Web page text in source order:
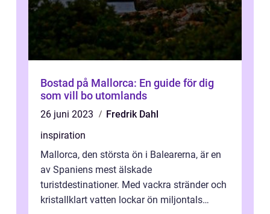
Bostad på Mallorca: En guide för dig
som vill bo utomlands
26 juni 2023
Fredrik Dahl
inspiration
Mallorca, den största ön i Balearerna, är en
av Spaniens mest älskade
turistdestinationer. Med vackra stränder och
kristallklart vatten lockar ön miljontals